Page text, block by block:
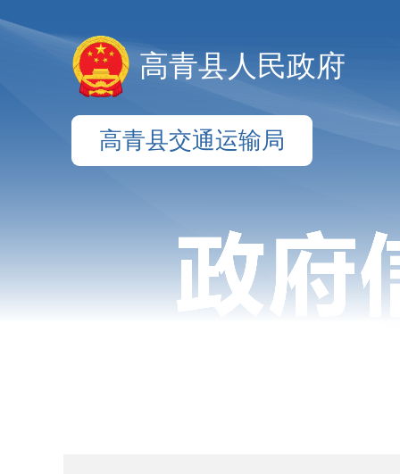
高青县人民政府
高青县交通运输局